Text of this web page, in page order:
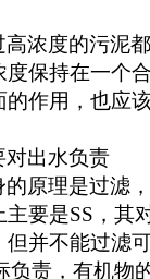
浓度的污泥
保持在一个
的作用，也应
对出水负责
的原理是过滤
主要是SS，其
但并不能过滤
负责，有机物